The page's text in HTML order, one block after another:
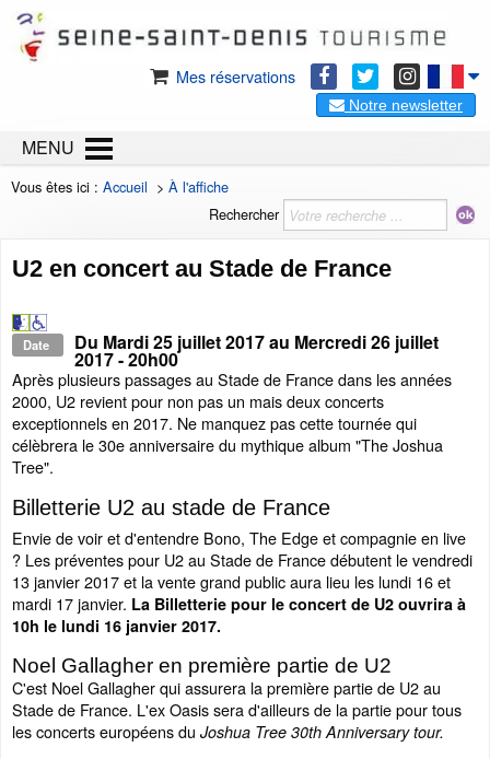
Mes réservations
Notre newsletter
MENU
Vous êtes ici : Accueil > À l'affiche
Rechercher
U2 en concert au Stade de France
Date Du Mardi 25 juillet 2017au Mercredi 26 juillet
2017- 20h00
Après plusieurs passages au Stade de France dans les années
2000, U2 revient pour non pas un mais deux concerts
exceptionnels en 2017. Ne manquez pas cette tournée qui
célèbrera le 30e anniversaire du mythique album "The Joshua
Tree".
Billetterie U2 au stade de France
Envie de voir et d'entendre Bono, The Edge et compagnie en live
? Les préventes pour U2 au Stade de France débutent le vendredi
13 janvier 2017 et la vente grand public aura lieu les lundi 16 et
mardi 17 janvier. La Billetterie pour le concert de U2 ouvrira à
10h le lundi 16 janvier 2017.
Noel Gallagher en première partie de U2
C'est Noel Gallagher qui assurera la première partie de U2 au
Stade de France. L'ex Oasis sera d'ailleurs de la partie pour tous
les concerts européens du Joshua Tree 30th Anniversary tour.